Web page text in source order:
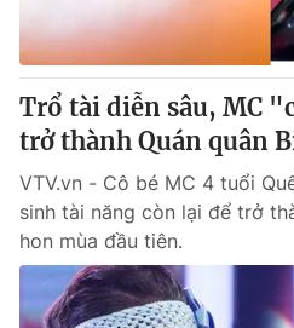
Trổ tài diễn sâu, MC
trở thành Quán quân
VTV.vn - Cô bé MC 4 tuổi
sinh tài năng còn lại để trở
hon mùa đầu tiên.